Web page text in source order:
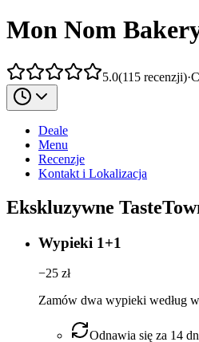
Mon Nom
5.0(115 recenzji)·
Deale
Menu
Recenzje
Kontakt i Lokalizacja
Ekskluzywne
Wypieki 1+1
−25 zł
Zamów dwa wypieki według
Odnawia się za 14